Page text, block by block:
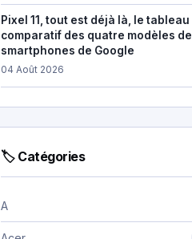
Pixel 11, tout est déjà là, le tableau
comparatif des quatre modèles de
smartphones de Google
04 Août 2026
🏷 Catégories
A